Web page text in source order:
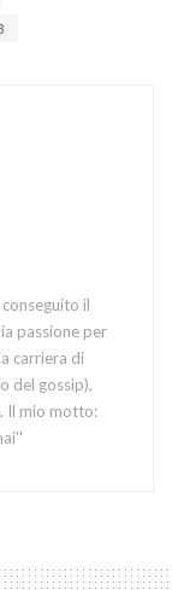
il
passione per
carriera di
del gossip),
Il mio motto: